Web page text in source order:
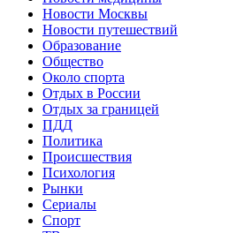
Новости Москвы
Новости путешествий
Образование
Общество
Около спорта
Отдых в России
Отдых за границей
ПДД
Политика
Происшествия
Психология
Рынки
Сериалы
Спорт